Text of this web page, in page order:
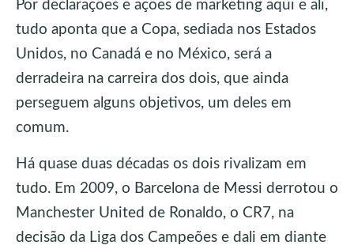
Por declarações e ações de marketing aqui e ali,
tudo aponta que a Copa, sediada nos Estados
Unidos, no Canadá e no México, será a
derradeira na carreira dos dois, que ainda
perseguem alguns objetivos, um deles em
comum.
Há quase duas décadas os dois rivalizam em
tudo. Em 2009, o Barcelona de Messi derrotou o
Manchester United de Ronaldo, o CR7, na
decisão da Liga dos Campeões e dali em diante